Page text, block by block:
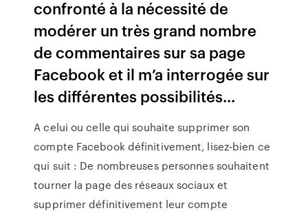
confronté à la nécessité de
modérer un très grand nombre
de commentaires sur sa page
Facebook et il m’a interrogée sur
les différentes possibilités...
A celui ou celle qui souhaite supprimer son
compte Facebook définitivement, lisez-bien ce
qui suit : De nombreuses personnes souhaitent
tourner la page des réseaux sociaux et
supprimer définitivement leur compte